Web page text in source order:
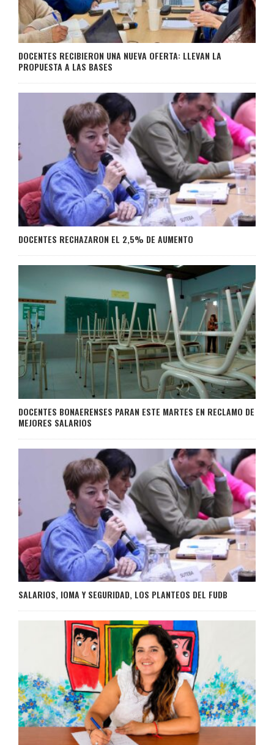
DOCENTES RECIBIERON UNA NUEVA OFERTA: LLEVAN LA
PROPUESTA A LAS BASES
DOCENTES RECHAZARON EL 2,5% DE AUMENTO
DOCENTES BONAERENSES PARAN ESTE MARTES EN RECLAMO DE
MEJORES SALARIOS
SALARIOS, IOMA Y SEGURIDAD, LOS PLANTEOS DEL FUDB